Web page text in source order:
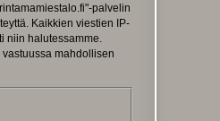
palvelin
Kaikkien viestien IP-
niin halutessamme.
mahdollisen